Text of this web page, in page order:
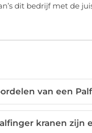
dit bedrijf met de
van een
kranen zijn